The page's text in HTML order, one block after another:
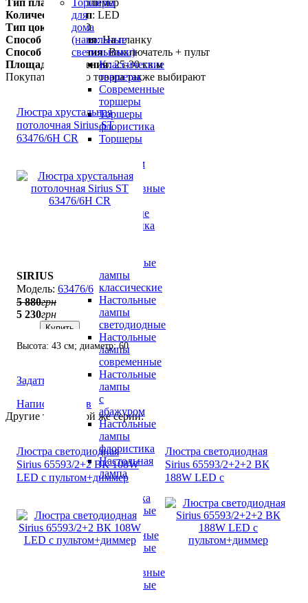
Торшеры
для
дома
(напольные
светильники)
Классические
торшеры
Современные
торшеры
Торшеры
флористика
Торшеры
абажуром
Торшеры
декоративные
Торшеры
настенные
флористика
Настольные
лампы
классические
Настольные
лампы
светодиодные
Настольные
лампы
современные
Настольные
лампы
с
абажуром
Настольные
лампы
флористика
Настольная
лампа
для
школьника
Настольные
лампы
хрустальные
Настольные
декоративные
Настольные
Количество ламп: LED
Тип цоколя
: LED
Способ крепления: На планку
Способ управления: Выключатель + пульт
Площадь освещения: 25-30 кв.м
Покупатели этого товара также выбирают
Люстра хрустальная
потолочная Sirius ST
63476/6Н CR
SIRIUS
63476/6
5 880грн
5 230грн
Купить
Высота: 43 см; диаметр: 60
см; лампы: 6 х Е14 х 60 Вт.
Задать вопрос
Написать отзыв
Другие товары той же серии:
Люстра светодиодная
Sirius 65593/2+2 ВК 108W
LED с пультом+диммер
Люстра светодиодная
Sirius 65593/2+2+2 ВК
188W LED с